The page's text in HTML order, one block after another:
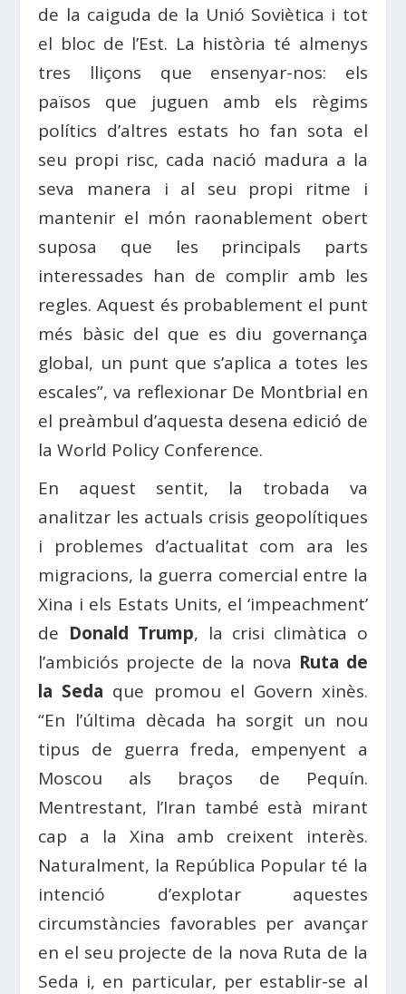
de la caiguda de la Unió Soviètica i tot
el bloc de l’Est. La història té almenys
tres lliçons que ensenyar-nos: els
països que juguen amb els règims
polítics d’altres estats ho fan sota el
seu propi risc, cada nació madura a la
seva manera i al seu propi ritme i
mantenir el món raonablement obert
suposa que les principals parts
interessades han de complir amb les
regles. Aquest és probablement el punt
més bàsic del que es diu governança
global, un punt que s’aplica a totes les
escales”, va reflexionar De Montbrial en
el preàmbul d’aquesta desena edició de
la World Policy Conference.
En aquest sentit, la trobada va
analitzar les actuals crisis geopolítiques
i problemes d’actualitat com ara les
migracions, la guerra comercial entre la
Xina i els Estats Units, el ‘impeachment’
de Donald Trump, la crisi climàtica o
l’ambiciós projecte de la nova Ruta de
la Seda que promou el Govern xinès.
“En l’última dècada ha sorgit un nou
tipus de guerra freda, empenyent a
Moscou als braços de Pequín.
Mentrestant, l’Iran també està mirant
cap a la Xina amb creixent interès.
Naturalment, la República Popular té la
intenció d’explotar aquestes
circumstàncies favorables per avançar
en el seu projecte de la nova Ruta de la
Seda i, en particular, per establir-se al